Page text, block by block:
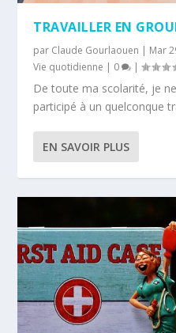
TRAVAILLER EN
par Claude Gourlaouen | Mar
Vie quotidienne | 0 |
De toute ma scolarité, je
participé à un quelconque
EN SAVOIR PLUS